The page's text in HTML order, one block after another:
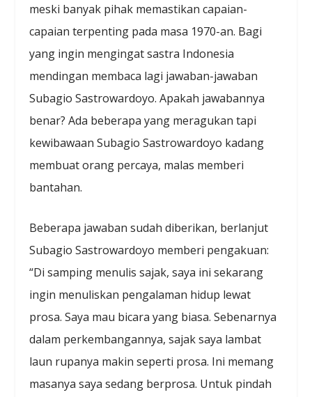
meski banyak pihak memastikan capaian-
capaian terpenting pada masa 1970-an. Bagi
yang ingin mengingat sastra Indonesia
mendingan membaca lagi jawaban-jawaban
Subagio Sastrowardoyo. Apakah jawabannya
benar? Ada beberapa yang meragukan tapi
kewibawaan Subagio Sastrowardoyo kadang
membuat orang percaya, malas memberi
bantahan.
Beberapa jawaban sudah diberikan, berlanjut
Subagio Sastrowardoyo memberi pengakuan:
“Di samping menulis sajak, saya ini sekarang
ingin menuliskan pengalaman hidup lewat
prosa. Saya mau bicara yang biasa. Sebenarnya
dalam perkembangannya, sajak saya lambat
laun rupanya makin seperti prosa. Ini memang
masanya saya sedang berprosa. Untuk pindah